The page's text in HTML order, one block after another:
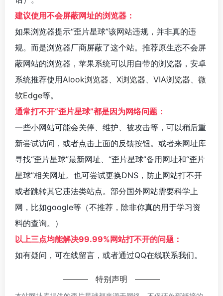
建议使用不会屏蔽网址的浏览器：
如果浏览器提示“歪片星球”该网站违规，并非真的违
规。而是浏览器厂商屏蔽了这个站。推荐原生态不会屏
蔽网站的浏览器，苹果系统可以用自带的浏览器，安卓
系统推荐使用Alook浏览器、 X浏览器、 VIA浏览器、 微
软Edge等。
通常打不开“歪片星球”都是因为网络问题：
一些小网站可能会关停、维护、被攻击等，可以稍后重
新尝试访问，或者点击上面的反馈按钮。或者来网址库
寻找“歪片星球”最新网址、“歪片星球”备用网址和“歪片
星球”相关网址。也可尝试更换DNS，防止网站打不开
或者跳转其它违法类站点。部分国外网站需要科学上
网，比如google等（不推荐，除非你真的用于学习资
料的查询。）
以上三点均能解决99.99%网站打不开的问题：
如有疑问，可在线留言，或者通过QQ在线联系我们。
特别声明